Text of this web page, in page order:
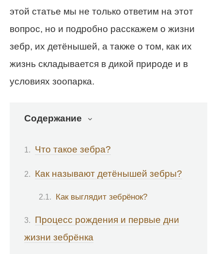
этой статье мы не только ответим на этот
вопрос, но и подробно расскажем о жизни
зебр, их детёнышей, а также о том, как их
жизнь складывается в дикой природе и в
условиях зоопарка.
Содержание
Что такое зебра?
Как называют детёнышей зебры?
Как выглядит зебрёнок?
Процесс рождения и первые дни
жизни зебрёнка